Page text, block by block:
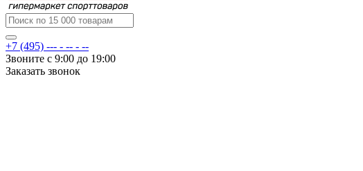
+7 (495) --- - -- - --
Звоните с 9:00 до 19:00
Заказать звонок